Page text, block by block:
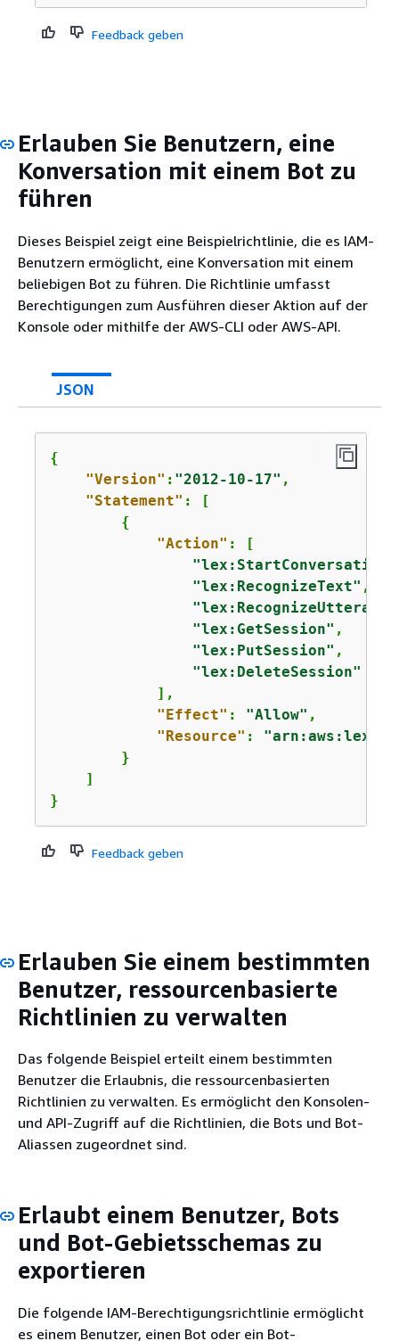
Feedback geben
Erlauben Sie Benutzern, eine
Konversation mit einem Bot zu
führen
Dieses Beispiel zeigt eine Beispielrichtlinie, die es IAM-
Benutzern ermöglicht, eine Konversation mit einem
beliebigen Bot zu führen. Die Richtlinie umfasst
Berechtigungen zum Ausführen dieser Aktion auf der
Konsole oder mithilfe der AWS-CLI oder AWS-API.
JSON
{
"Version" : "2012-10-17" ,
"Statement" : [
{
"Action" : [
"lex:StartConversation"
"lex:RecognizeText" ,
"lex:GetSession" ,
"lex:PutSession" ,
"lex:DeleteSession"
            ],
"Effect" : "Allow" ,
"Resource" : "arn:aws:lex:
        }
    ]
}
Feedback geben
Erlauben Sie einem bestimmten
Benutzer, ressourcenbasierte
Richtlinien zu verwalten
Das folgende Beispiel erteilt einem bestimmten
Benutzer die Erlaubnis, die ressourcenbasierten
Richtlinien zu verwalten. Es ermöglicht den Konsolen-
und API-Zugriff auf die Richtlinien, die Bots und Bot-
Aliassen zugeordnet sind.
Erlaubt einem Benutzer, Bots
und Bot-Gebietsschemas zu
exportieren
Die folgende IAM-Berechtigungsrichtlinie ermöglicht
es einem Benutzer, einen Bot oder ein Bot-